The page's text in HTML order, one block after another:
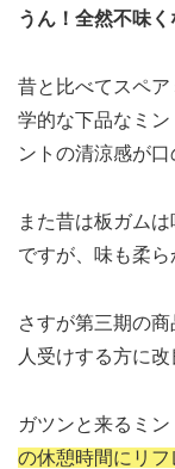
うん！全然不味く
昔と比べてスペ
学的な下品なミ
ントの清涼感が口
また昔は板ガム
ですが、味も柔ら
さすが第三期の
人受けする方に
ガツンと来るミン
の休憩時間にリ